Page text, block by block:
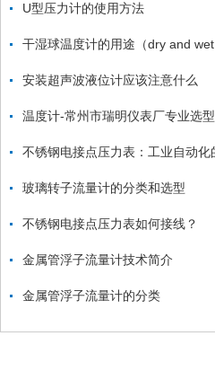
U型压力计的使用方法
安装超声波液位计应该注意什么
温度计-常州市瑞明仪表厂专业选型
玻璃转子流量计的分类和选型
不锈钢电接点压力表如何接线？
金属管浮子流量计技术简介
金属管浮子流量计的分类